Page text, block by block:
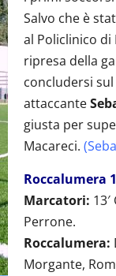
Salvo che è
al Policlinico di
ripresa della
concludersi
attaccante
giusta per
Macareci.
Roccalumera
Marcatori:
Perrone.
Roccalumera:
Morgante,